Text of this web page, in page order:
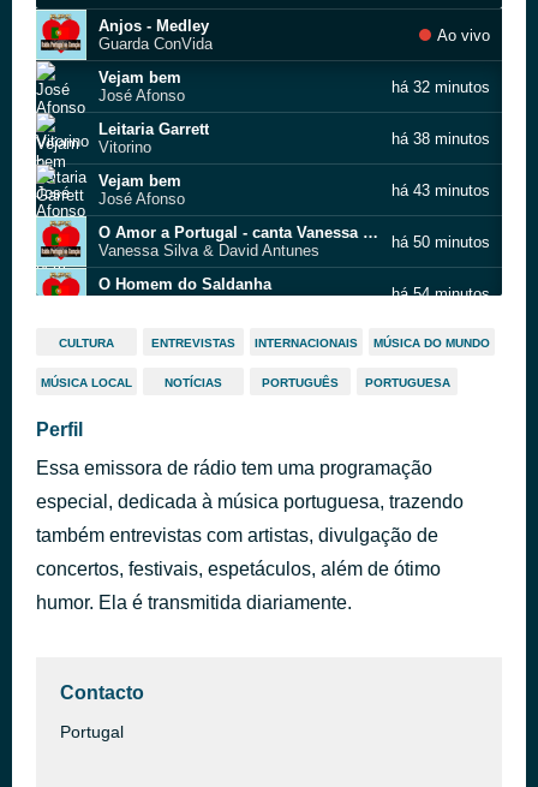
Anjos - Medley
Guarda ConVida
Ao vivo
Vejam bem
José Afonso
há 32 minutos
Leitaria Garrett
Vitorino
há 38 minutos
Vejam bem
José Afonso
há 43 minutos
O Amor a Portugal - canta Vanessa Silva acompanhada por David Antunes
Vanessa Silva & David Antunes
há 50 minutos
O Homem do Saldanha
há 54 minutos
Proscritos
há 59 minutos
Timor
Ana Moura
História da minha vida
Raul Solnado
há 1 hora
CULTURA ENTREVISTAS INTERNACIONAIS MÚSICA DO MUNDO
MÚSICA LOCAL NOTÍCIAS PORTUGUÊS PORTUGUESA
Perfil
Essa emissora de rádio tem uma programação
especial, dedicada à música portuguesa, trazendo
também entrevistas com artistas, divulgação de
concertos, festivais, espetáculos, além de ótimo
humor. Ela é transmitida diariamente.
Contacto
Portugal